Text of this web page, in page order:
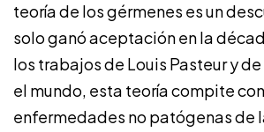
teoría de los gérmenes es un
solo ganó aceptación en la
los trabajos de Louis Pasteur y
el mundo, esta teoría compite
enfermedades no patógenas de